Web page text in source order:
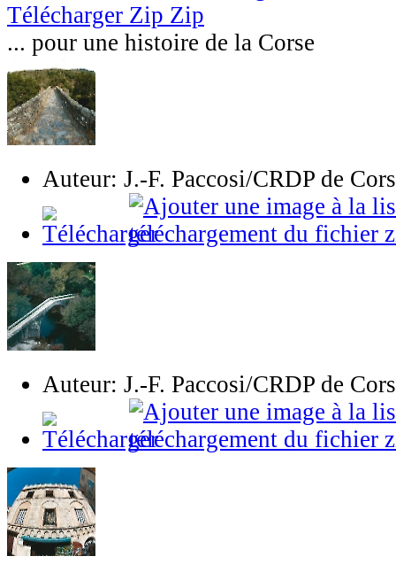
Télécharger Zip
... pour une histoire de la Corse
Auteur: J.-F. Paccosi/CRDP de
Auteur: J.-F. Paccosi/CRDP de